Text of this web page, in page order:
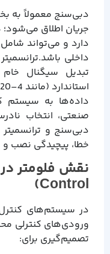
دبی‌سنج معمولاً به
جریان اطلاق می‌شود؛
دارد و می‌تواند
تبدیل سیگنال
داده‌ها به سیستم
صنعتی، انتخاب
دبی‌سنج و ترانسمیتر
خطا، پیچیدگی نصب
Control)
در سیستم‌های کنترل
ورودی‌های کنترلی
تصمیم‌گیری برای: